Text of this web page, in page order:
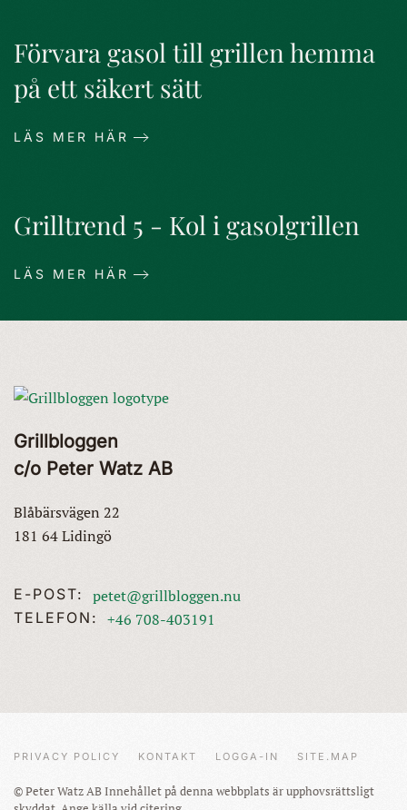
Förvara gasol till grillen hemma
på ett säkert sätt
LÄS MER HÄR
Grilltrend 5 - Kol i gasolgrillen
LÄS MER HÄR
Grillbloggen
c/o Peter Watz AB
Blåbärsvägen 22
181 64 Lidingö
E-POST: petet@grillbloggen.nu
TELEFON: +46 708-403191
© Peter Watz AB Innehållet på denna webbplats är upphovsrättsligt
PRIVACY POLICY KONTAKT LOGGA-IN SITE.MAP